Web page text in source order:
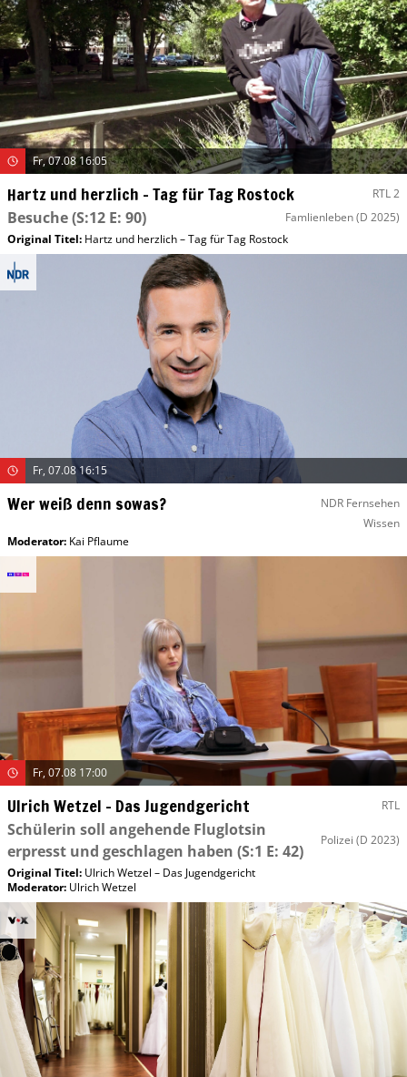
Fr, 07.08 16:05
Hartz und herzlich – Tag für Tag Rostock RTL 2
Besuche(S:12 E: 90) Famlienleben(D 2025)
Original Titel: Hartz und herzlich – Tag für Tag Rostock
Fr, 07.08 16:15
Wer weiß denn sowas?
NDR Fernsehen
Wissen
Moderator: Kai Pflaume
Fr, 07.08 17:00
Ulrich Wetzel – Das Jugendgericht RTL
Schülerin soll angehende Fluglotsin
erpresst und geschlagen haben (S:1 E: 42)
Polizei (D 2023)
Original Titel: Ulrich Wetzel – Das Jugendgericht
Moderator: Ulrich Wetzel